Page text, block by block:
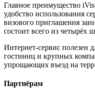
Главное преимущество
удобство использования
визового приглашения
состоит всего из четырёх
Интернет-сервис полезен
гостиниц и крупных
упрощающих въезд на
Партнёрам